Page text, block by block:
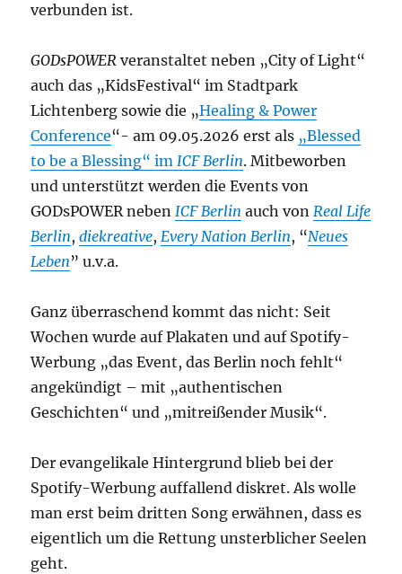
verbunden ist.
GODsPOWERveranstaltet neben „City of Light“
auch das „KidsFestival“ im Stadtpark
Lichtenberg sowie die „Healing & Power
Conference“- am 09.05.2026 erst als „Blessed
to be a Blessing“ imICF Berlin. Mitbeworben
und unterstützt werden die Events von
GODsPOWER nebenICF Berlin auch vonReal Life
Berlin,diekreative,Every Nation Berlin, “Neues
Leben” u.v.a.
Ganz überraschend kommt das nicht: Seit
Wochen wurde auf Plakaten und auf Spotify-
Werbung „das Event, das Berlin noch fehlt“
angekündigt – mit „authentischen
Geschichten“ und „mitreißender Musik“.
Der evangelikale Hintergrund blieb bei der
Spotify-Werbung auffallend diskret. Als wolle
man erst beim dritten Song erwähnen, dass es
eigentlich um die Rettung unsterblicher Seelen
geht.